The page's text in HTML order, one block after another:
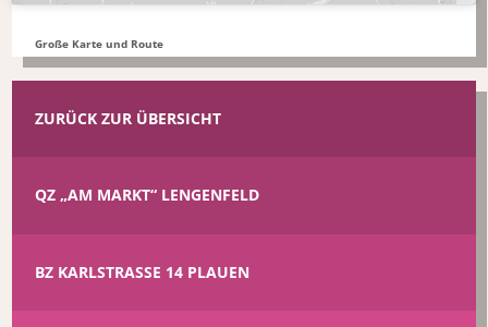
Große Karte und Route
ZURÜCK ZUR ÜBERSICHT
QZ „AM MARKT“ LENGENFELD
BZ KARLSTRASSE 14 PLAUEN